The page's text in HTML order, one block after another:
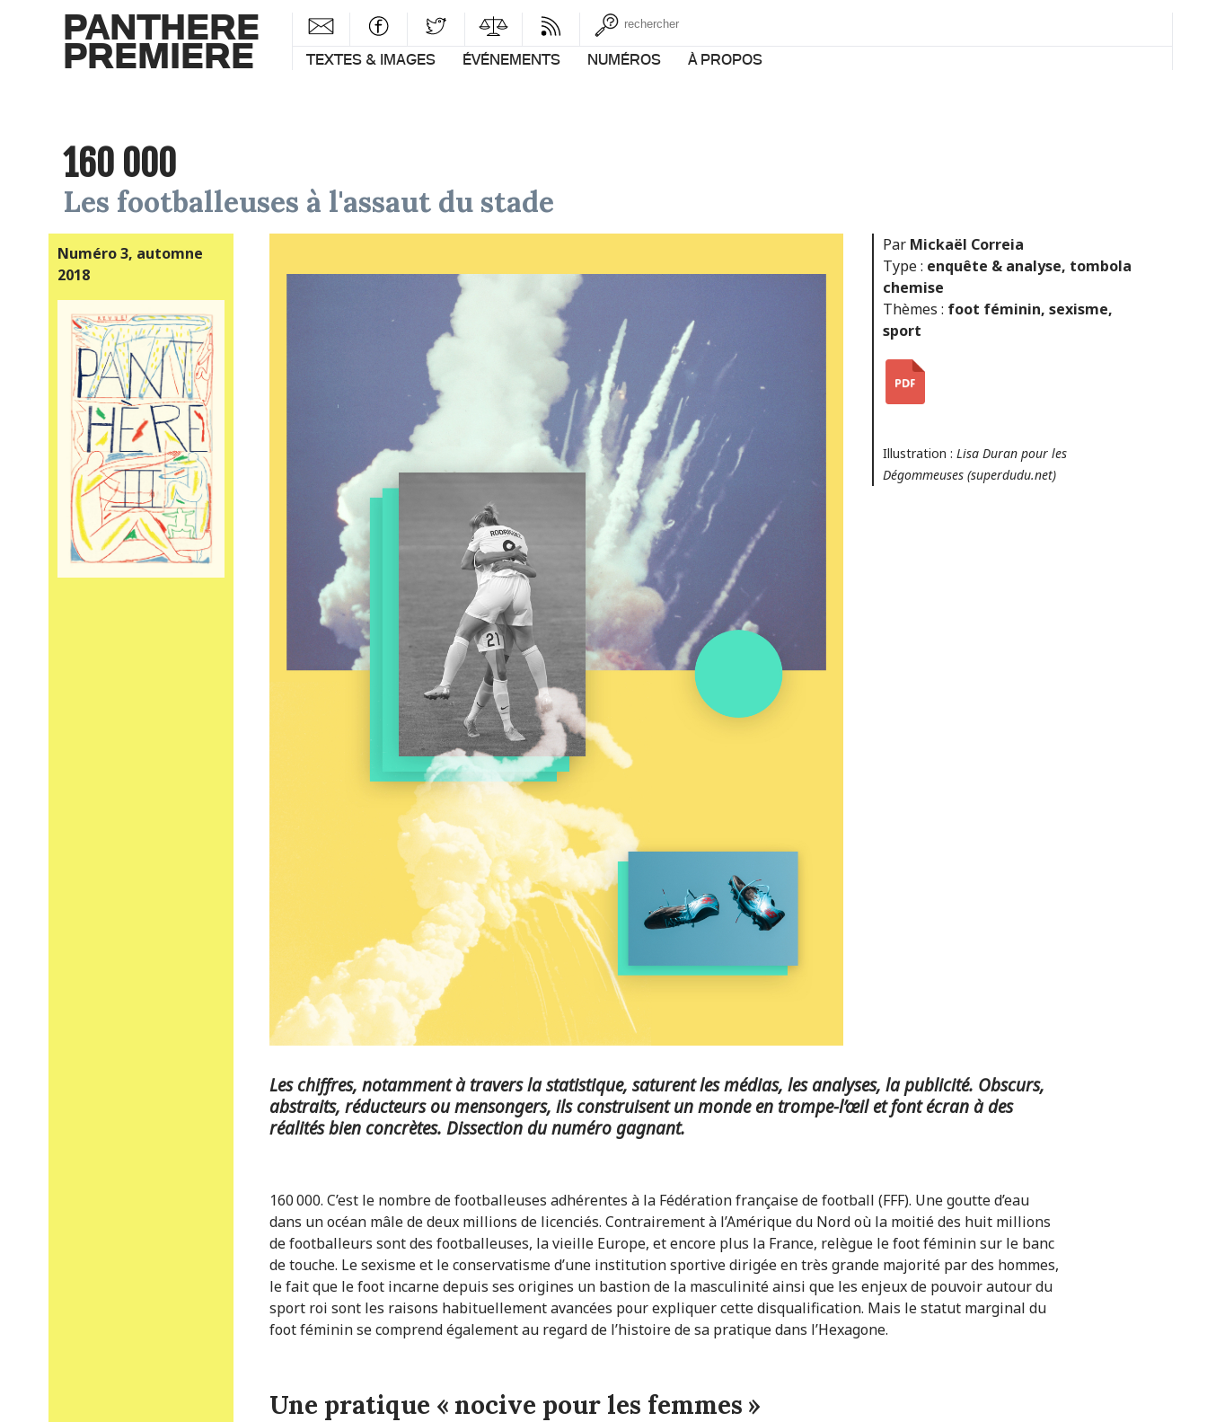
PANTHERE
PREMIERE TEXTES & IMAGES ÉVÉNEMENTS NUMÉROS À PROPOS
160 000
Les footballeuses à l'assaut du stade
Numéro 3, automne
2018
Par Mickaël Correia
Type : enquête & analyse, tombola
chemise
Thèmes : foot féminin, sexisme,
sport
Illustration : Lisa Duran pour les
Dégommeuses (superdudu.net)
Les chiffres, notamment à travers la statistique, saturent les médias, les analyses, la publicité. Obscurs,
abstraits, réducteurs ou mensongers, ils construisent un monde en trompe-l’œil et font écran à des
réalités bien concrètes. Dissection du numéro gagnant.
160 000. C’est le nombre de footballeuses adhérentes à la Fédération française de football (FFF). Une goutte d’eau
dans un océan mâle de deux millions de licenciés. Contrairement à l’Amérique du Nord où la moitié des huit millions
de footballeurs sont des footballeuses, la vieille Europe, et encore plus la France, relègue le foot féminin sur le banc
de touche. Le sexisme et le conservatisme d’une institution sportive dirigée en très grande majorité par des hommes,
le fait que le foot incarne depuis ses origines un bastion de la masculinité ainsi que les enjeux de pouvoir autour du
sport roi sont les raisons habituellement avancées pour expliquer cette disqualification. Mais le statut marginal du
foot féminin se comprend également au regard de l’histoire de sa pratique dans l’Hexagone.
Une pratique « nocive pour les femmes »